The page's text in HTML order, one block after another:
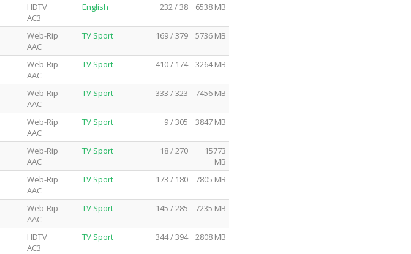
HDTV
AC3
English 232 / 38 6538 MB
Web-Rip
AAC
TV Sport 169 / 379 5736 MB
Web-Rip
AAC
TV Sport 410 / 174 3264 MB
Web-Rip
AAC
TV Sport 333 / 323 7456 MB
Web-Rip
AAC
TV Sport 9 / 305 3847 MB
Web-Rip
AAC
TV Sport 18 / 270
15773
MB
Web-Rip
AAC
TV Sport 173 / 180 7805 MB
Web-Rip
AAC
TV Sport 145 / 285 7235 MB
HDTV
AC3
TV Sport 344 / 394 2808 MB